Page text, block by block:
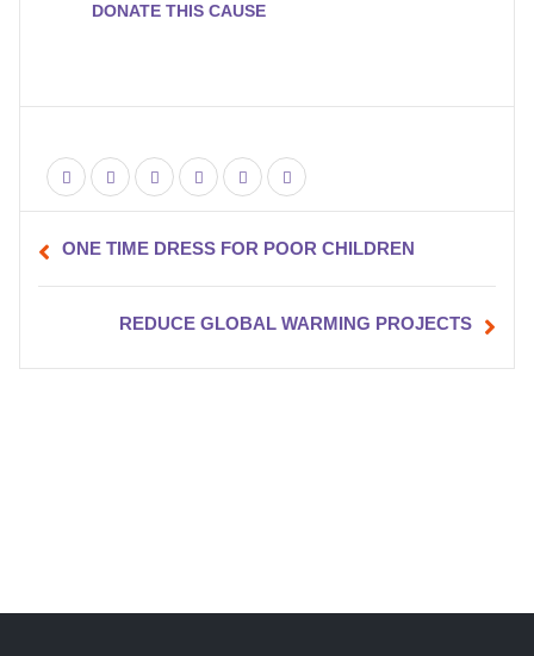
DONATE THIS CAUSE
ONE TIME DRESS FOR POOR CHILDREN
REDUCE GLOBAL WARMING PROJECTS